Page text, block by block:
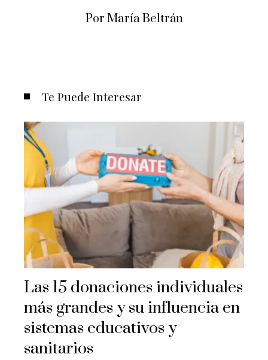
Por María Beltrán
Te Puede Interesar
Las 15 donaciones individuales
más grandes y su influencia en
sistemas educativos y
sanitarios